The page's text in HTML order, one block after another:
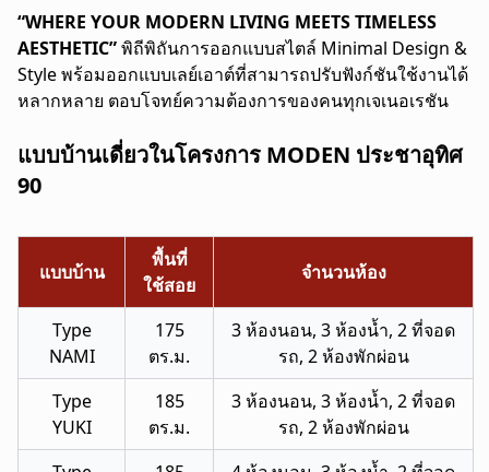
“WHERE YOUR MODERN LIVING MEETS TIMELESS
AESTHETIC”พิถีพิถันการออกแบบสไตล์ Minimal Design &
Style พร้อมออกแบบเลย์เอาต์ที่สามารถปรับฟังก์ชันใช้งานได้
หลากหลาย ตอบโจทย์ความต้องการของคนทุกเจเนอเรชัน
แบบบ้านเดี่ยวในโครงการ MODEN ประชาอุทิศ
90
แบบบ้าน
พื้นที่
ใช้สอย
จำนวนห้อง
Type
NAMI
175
ตร.ม.
3 ห้องนอน, 3 ห้องน้ำ, 2 ที่จอด
รถ, 2 ห้องพักผ่อน
Type
YUKI
185
ตร.ม.
3 ห้องนอน, 3 ห้องน้ำ, 2 ที่จอด
รถ, 2 ห้องพักผ่อน